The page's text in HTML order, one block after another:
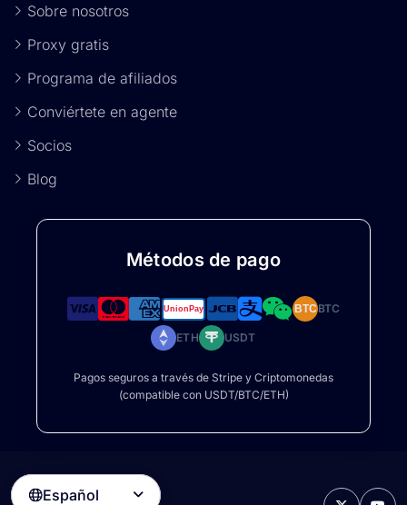
Sobre nosotros
Proxy gratis
Programa de afiliados
Conviértete en agente
Socios
Blog
Métodos de pago
BTCBTC
ETH USDT
Pagos seguros a través de Stripe y Criptomonedas
(compatible con USDT/BTC/ETH)
Español 